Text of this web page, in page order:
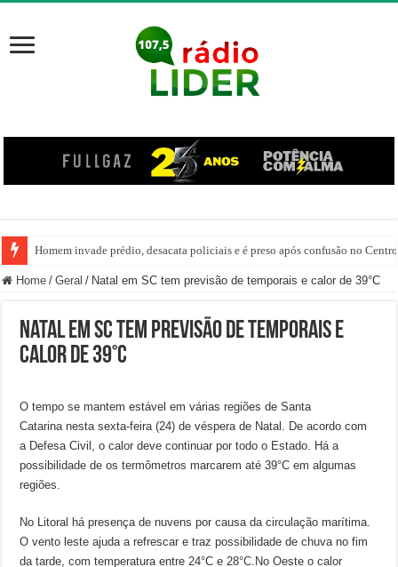
Homem invade prédio, desacata policiais e é preso após confusão no
Home / Geral / Natal em SC tem previsão de temporais e calor de 39°C
Natal em SC tem previsão de temporais e
calor de 39°C
O tempo se mantem estável em várias regiões de Santa
Catarina nesta sexta-feira (24) de véspera de Natal. De acordo com
a Defesa Civil, o calor deve continuar por todo o Estado. Há a
possibilidade de os termômetros marcarem até 39°C em algumas
regiões.
No Litoral há presença de nuvens por causa da circulação marítima.
O vento leste ajuda a refrescar e traz possibilidade de chuva no fim
da tarde, com temperatura entre 24°C e 28°C.No Oeste o calor